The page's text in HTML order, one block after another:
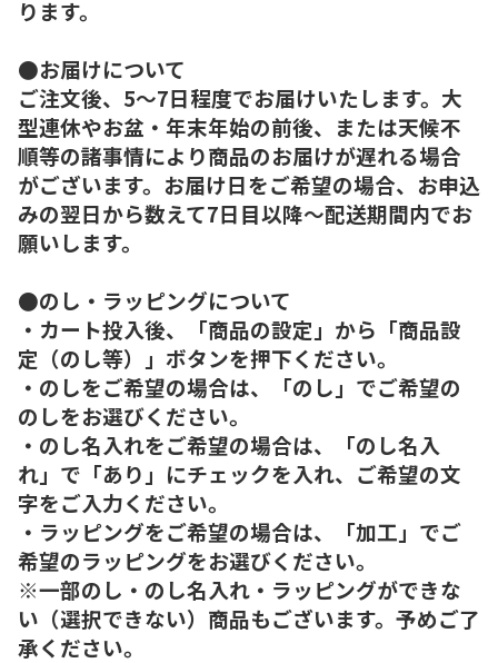
ります。
●お届けについて
ご注文後、5～7日程度でお届けいたします。大
型連休やお盆・年末年始の前後、または天候不
順等の諸事情により商品のお届けが遅れる場合
がございます。お届け日をご希望の場合、お申込
みの翌日から数えて7日目以降～配送期間内でお
願いします。
●のし・ラッピングについて
・カート投入後、「商品の設定」から「商品設
定（のし等）」ボタンを押下ください。
・のしをご希望の場合は、「のし」でご希望の
のしをお選びください。
・のし名入れをご希望の場合は、「のし名入
れ」で「あり」にチェックを入れ、ご希望の文
字をご入力ください。
・ラッピングをご希望の場合は、「加工」でご
希望のラッピングをお選びください。
※一部のし・のし名入れ・ラッピングができな
い（選択できない）商品もございます。予めご了
承ください。